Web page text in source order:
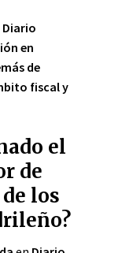
Diario
en
de
fiscal y
el
de
los